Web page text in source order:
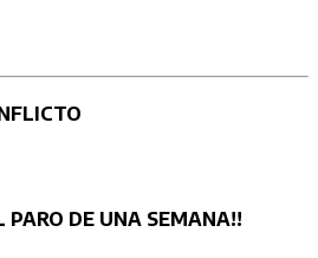
PARO DE UNA SEMANA!!